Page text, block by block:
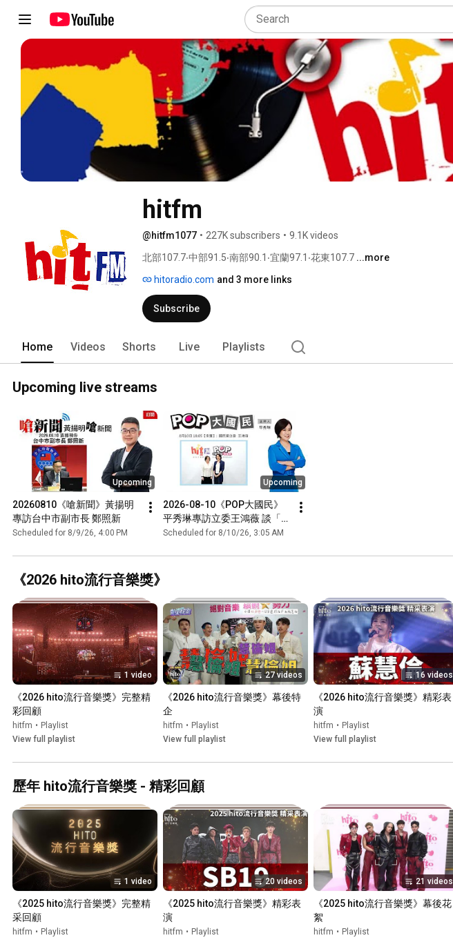
hitfm
@hitfm1077 • 227K subscribers • 9.1K videos
北部107.7‧中部91.5‧南部90.1‧宜蘭97.1‧花東107.7 ...more
hitoradio.com and 3 more links
Subscribe
Home Videos Shorts Live Playlists
Upcoming live streams
Upcoming
20260810《嗆新聞》黃揚明
專訪台中市副市長 鄭照新
Scheduled for 8/9/26, 4:00 PM
Upcoming
2026-08-10《POP大國民》
平秀琳專訪立委王鴻薇 談「政
經時事」
Scheduled for 8/10/26, 3:05 AM
《2026 hito流行音樂獎》
1 video
《2026 hito流行音樂獎》完整精
彩回顧
hitfm • Playlist
View full playlist
27 videos
《2026 hito流行音樂獎》幕後特
企
hitfm • Playlist
View full playlist
16 videos
《2026 hito流行音樂獎》精彩表
演
hitfm • Playlist
View full playlist
歷年 hito流行音樂獎 - 精彩回顧
1 video
《2025 hito流行音樂獎》完整精
采回顧
hitfm • Playlist
20 videos
《2025 hito流行音樂獎》精彩表
演
hitfm • Playlist
21 videos
《2025 hito流行音樂獎》幕後花
絮
hitfm • Playlist